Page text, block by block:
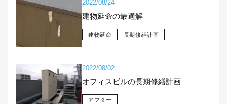
2022/08/24
建物延命の最適解
建物延命 長期修繕計画
2022/08/02
オフィスビルの長期修繕計画
アフター